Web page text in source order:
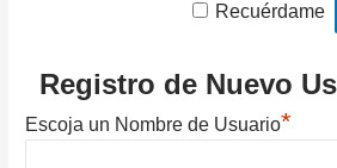
Recuérdame
Registro de Nuevo
Escoja un Nombre de Usuario*